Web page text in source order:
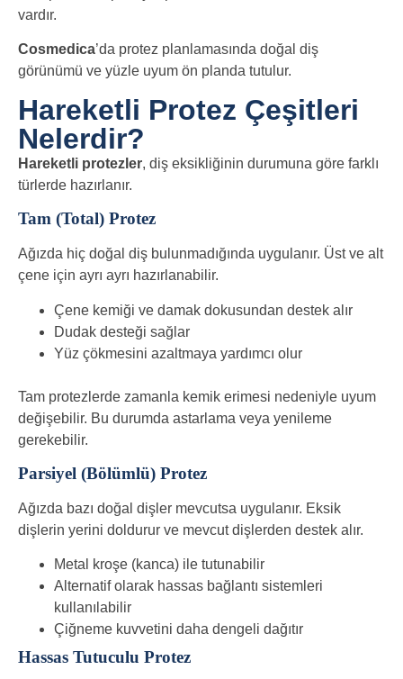
vardır.
Cosmedica’da protez planlamasında doğal diş
görünümü ve yüzle uyum ön planda tutulur.
Hareketli Protez Çeşitleri
Nelerdir?
Hareketli protezler, diş eksikliğinin durumuna göre farklı
türlerde hazırlanır.
Tam (Total) Protez
Ağızda hiç doğal diş bulunmadığında uygulanır. Üst ve alt
çene için ayrı ayrı hazırlanabilir.
Çene kemiği ve damak dokusundan destek alır
Dudak desteği sağlar
Yüz çökmesini azaltmaya yardımcı olur
Tam protezlerde zamanla kemik erimesi nedeniyle uyum
değişebilir. Bu durumda astarlama veya yenileme
gerekebilir.
Parsiyel (Bölümlü) Protez
Ağızda bazı doğal dişler mevcutsa uygulanır. Eksik
dişlerin yerini doldurur ve mevcut dişlerden destek alır.
Metal kroşe (kanca) ile tutunabilir
Alternatif olarak hassas bağlantı sistemleri
kullanılabilir
Çiğneme kuvvetini daha dengeli dağıtır
Hassas Tutuculu Protez